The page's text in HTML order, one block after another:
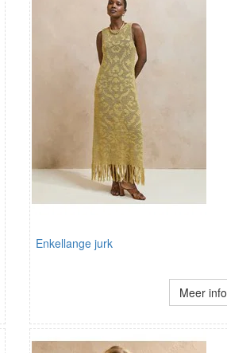
Enkellange jurk
Meer info